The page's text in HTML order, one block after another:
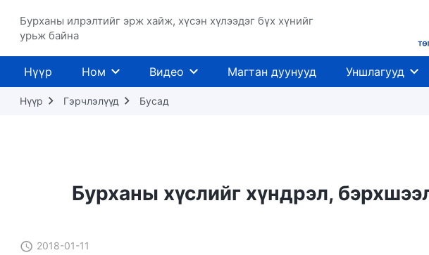
Бурханы илрэлтийг эрж хайж, хүсэн хүлээдэг бүх хүнийг
урьж байна
Нүүр Ном Видео Магтан дуунууд Уншлагууд
Нүүр Гэрчлэлүүд Бусад
Бурханы хүслийг хүндрэл,
2018-01-11